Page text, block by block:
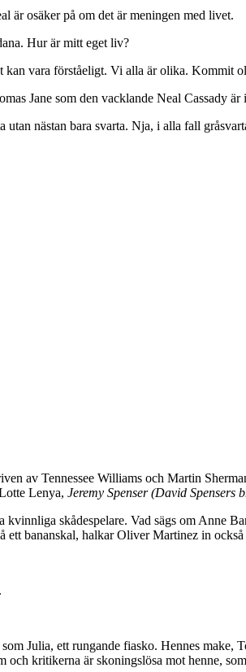
är osäker på om det är meningen med livet.
Hur är mitt eget liv?
kan vara förståeligt. Vi alla är olika. Kommit
Jane som den vacklande Neal Cassady
nästan bara svarta. Nja, i alla fall
av Tennessee Williams och Martin
Lenya, Jeremy Spenser (David Spensers
skådespelare. Vad sägs om Anne
ett bananskal, halkar Oliver Martinez in också
Julia, ett rungande fiasko. Hennes make,
kritikerna är skoningslösa mot henne,